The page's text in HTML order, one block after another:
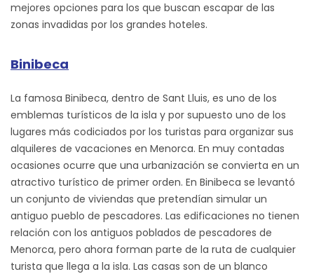
mejores opciones para los que buscan escapar de las
zonas invadidas por los grandes hoteles.
Binibeca
La famosa Binibeca, dentro de Sant Lluis, es uno de los
emblemas turísticos de la isla y por supuesto uno de los
lugares más codiciados por los turistas para organizar sus
alquileres de vacaciones en Menorca. En muy contadas
ocasiones ocurre que una urbanización se convierta en un
atractivo turístico de primer orden. En Binibeca se levantó
un conjunto de viviendas que pretendían simular un
antiguo pueblo de pescadores. Las edificaciones no tienen
relación con los antiguos poblados de pescadores de
Menorca, pero ahora forman parte de la ruta de cualquier
turista que llega a la isla. Las casas son de un blanco